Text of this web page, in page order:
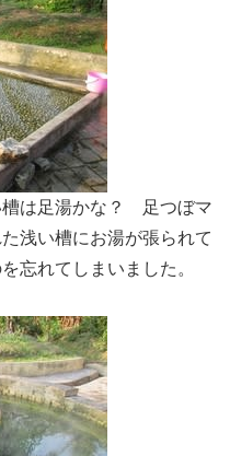
槽は足湯かな？ 足つぼマ
浅い槽にお湯が張られて
忘れてしまいました。